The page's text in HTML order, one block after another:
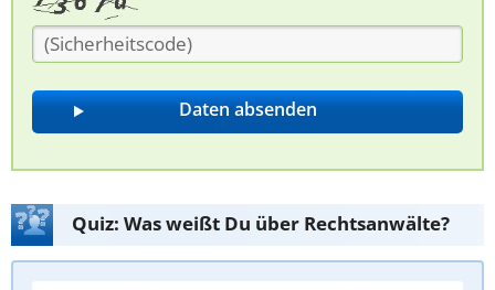
Quiz: Was weißt Du über Rechtsanwälte?